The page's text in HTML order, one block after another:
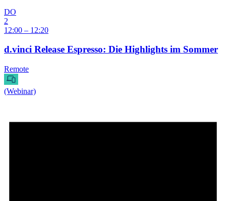
DO
2
12:00 – 12:20
d.vinci Release Espresso: Die Highlights im Sommer
Remote
(Webinar)